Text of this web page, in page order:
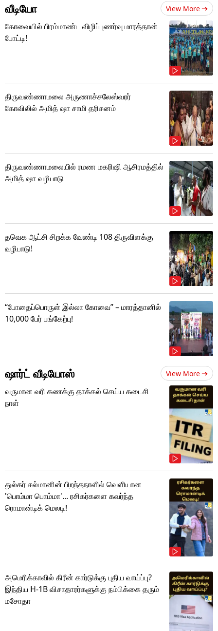
வீடியோ View More
கோவையில் பிரம்மாண்ட விழிப்புணர்வு மாரத்தான்
போட்டி!
திருவண்ணாமலை அருணாச்சலேஸ்வரர்
கோவிலில் அமித் ஷா சாமி தரிசனம்
திருவண்ணாமலையில் ரமண மகரிஷி ஆசிரமத்தில்
அமித் ஷா வழிபாடு
தவெக ஆட்சி சிறக்க வேண்டி 108 திருவிளக்கு
வழிபாடு!
“போதைப்பொருள் இல்லா கோவை” – மாரத்தானில்
10,000 பேர் பங்கேற்பு!
ஷார்ட் வீடியோஸ் View More
வருமான வரி கணக்கு தாக்கல் செய்ய கடைசி
நாள்
துல்கர் சல்மானின் பிறந்தநாளில் வெளியான
'பொம்மா பொம்மா'... ரசிகர்களை கவர்ந்த
ரொமான்டிக் மெலடி!
அமெரிக்காவில் கிரீன் கார்டுக்கு புதிய வாய்ப்பு?
இந்திய H-1B விசாதாரர்களுக்கு நம்பிக்கை தரும்
மசோதா